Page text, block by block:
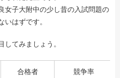
女子大附中の少し昔の入試問題の
いはずです。
てみましょう。
合格者 競争率